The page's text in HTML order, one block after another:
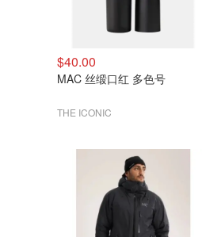
$40.00
MAC 丝缎口红 多色号
THE ICONIC